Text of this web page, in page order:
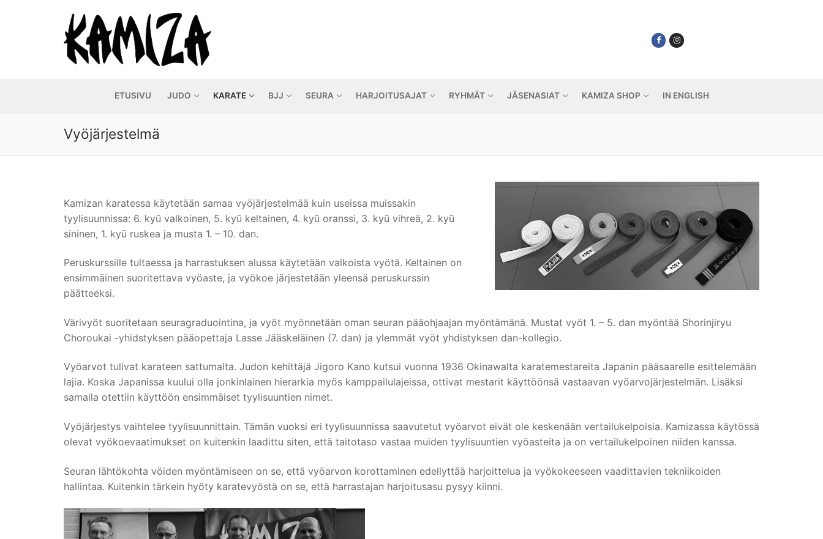
ETUSIVU JUDO KARATE BJJ SEURA HARJOITUSAJAT RYHMÄT JÄSENASIAT KAMIZA SHOP IN ENGLISH
Vyöjärjestelmä
Kamizan karatessa käytetään samaa vyöjärjestelmää kuin useissa muissakin
tyylisuunnissa: 6. kyū valkoinen, 5. kyū keltainen, 4. kyū oranssi, 3. kyū vihreä, 2. kyū
sininen, 1. kyū ruskea ja musta 1. – 10. dan.
Peruskurssille tultaessa ja harrastuksen alussa käytetään valkoista vyötä. Keltainen on
ensimmäinen suoritettava vyöaste, ja vyökoe järjestetään yleensä peruskurssin
päätteeksi.
Värivyöt suoritetaan seuragraduointina, ja vyöt myönnetään oman seuran pääohjaajan myöntämänä. Mustat vyöt 1. – 5. dan myöntää Shorinjiryu
Choroukai -yhidstyksen pääopettaja Lasse Jääskeläinen (7. dan) ja ylemmät vyöt yhdistyksen dan-kollegio.
Vyöarvot tulivat karateen sattumalta. Judon kehittäjä Jigoro Kano kutsui vuonna 1936 Okinawalta karatemestareita Japanin pääsaarelle esittelemään
lajia. Koska Japanissa kuului olla jonkinlainen hierarkia myös kamppailulajeissa, ottivat mestarit käyttöönsä vastaavan vyöarvojärjestelmän. Lisäksi
samalla otettiin käyttöön ensimmäiset tyylisuuntien nimet.
Vyöjärjestys vaihtelee tyylisuunnittain. Tämän vuoksi eri tyylisuunnissa saavutetut vyöarvot eivät ole keskenään vertailukelpoisia. Kamizassa käytössä
olevat vyökoevaatimukset on kuitenkin laadittu siten, että taitotaso vastaa muiden tyylisuuntien vyöasteita ja on vertailukelpoinen niiden kanssa.
Seuran lähtökohta vöiden myöntämiseen on se, että vyöarvon korottaminen edellyttää harjoittelua ja vyökokeeseen vaadittavien tekniikoiden
hallintaa. Kuitenkin tärkein hyöty karatevyöstä on se, että harrastajan harjoitusasu pysyy kiinni.